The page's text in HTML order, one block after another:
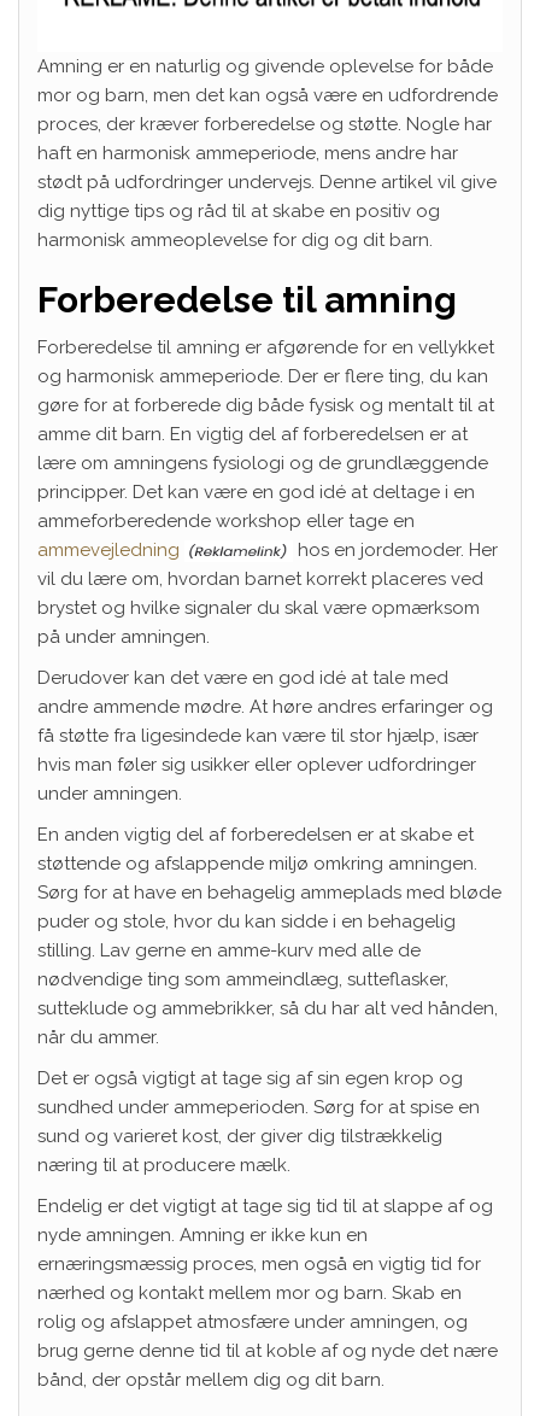
Amning er en naturlig og givende oplevelse for både
mor og barn, men det kan også være en udfordrende
proces, der kræver forberedelse og støtte. Nogle har
haft en harmonisk ammeperiode, mens andre har
stødt på udfordringer undervejs. Denne artikel vil give
dig nyttige tips og råd til at skabe en positiv og
harmonisk ammeoplevelse for dig og dit barn.
Forberedelse til amning
Forberedelse til amning er afgørende for en vellykket
og harmonisk ammeperiode. Der er flere ting, du kan
gøre for at forberede dig både fysisk og mentalt til at
amme dit barn. En vigtig del af forberedelsen er at
lære om amningens fysiologi og de grundlæggende
principper. Det kan være en god idé at deltage i en
ammeforberedende workshop eller tage en
ammevejledning
hos en jordemoder. Her
vil du lære om, hvordan barnet korrekt placeres ved
brystet og hvilke signaler du skal være opmærksom
på under amningen.
Derudover kan det være en god idé at tale med
andre ammende mødre. At høre andres erfaringer og
få støtte fra ligesindede kan være til stor hjælp, især
hvis man føler sig usikker eller oplever udfordringer
under amningen.
En anden vigtig del af forberedelsen er at skabe et
støttende og afslappende miljø omkring amningen.
Sørg for at have en behagelig ammeplads med bløde
puder og stole, hvor du kan sidde i en behagelig
stilling. Lav gerne en amme-kurv med alle de
nødvendige ting som ammeindlæg, sutteflasker,
sutteklude og ammebrikker, så du har alt ved hånden,
når du ammer.
Det er også vigtigt at tage sig af sin egen krop og
sundhed under ammeperioden. Sørg for at spise en
sund og varieret kost, der giver dig tilstrækkelig
næring til at producere mælk.
Endelig er det vigtigt at tage sig tid til at slappe af og
nyde amningen. Amning er ikke kun en
ernæringsmæssig proces, men også en vigtig tid for
nærhed og kontakt mellem mor og barn. Skab en
rolig og afslappet atmosfære under amningen, og
brug gerne denne tid til at koble af og nyde det nære
bånd, der opstår mellem dig og dit barn.